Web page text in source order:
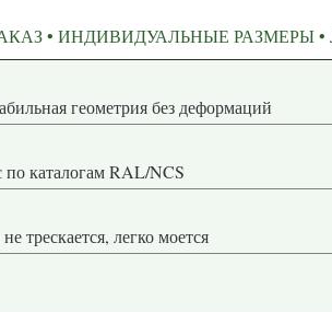
• ИНДИВИДУАЛЬНЫЕ РАЗМЕРЫ
— стабильная геометрия
по каталогам RAL/NCS
трескается, легко моется